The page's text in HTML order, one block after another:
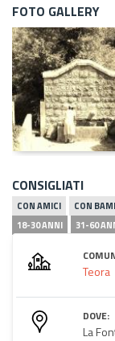
FOTO GALLERY
CONSIGLIATI
CON AMICI CON
18-30 ANNI
31-60
Teora
DOVE:
La